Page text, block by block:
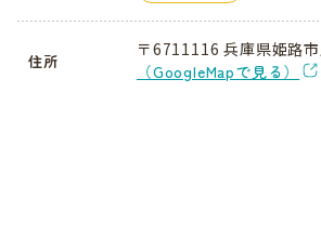
住所
〒6711116 兵庫県姫路
（GoogleMapで見る）